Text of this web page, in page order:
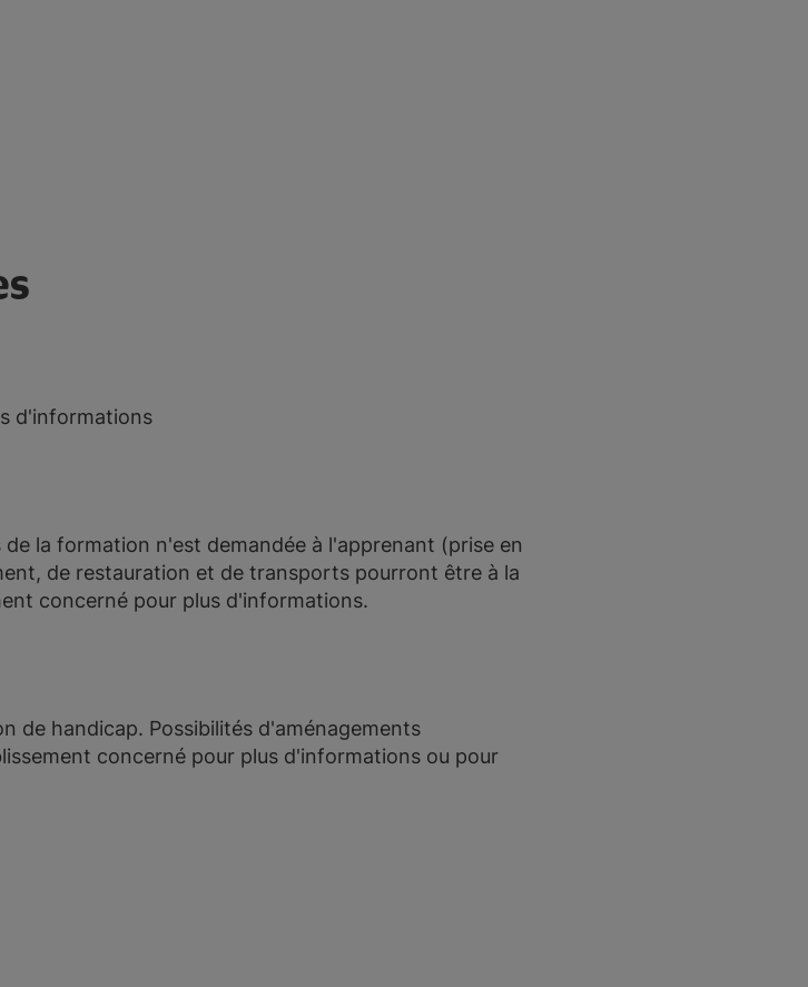
d'informations
la formation n'est demandée à l'apprenant (prise en
de restauration et de transports pourront être à la
concerné pour plus d'informations.
de handicap. Possibilités d'aménagements
concerné pour plus d'informations ou pour